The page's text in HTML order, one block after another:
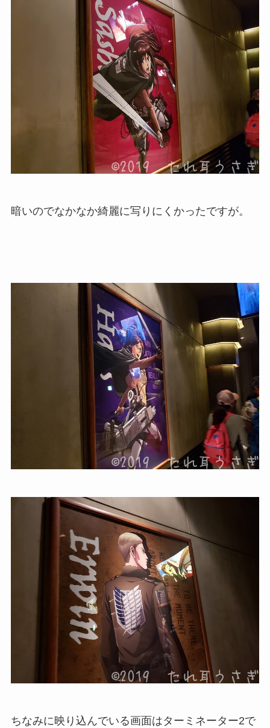
暗いのでなかなか綺麗に写りにくかったですが。
ちなみに映り込んでいる画面はターミネーター2で